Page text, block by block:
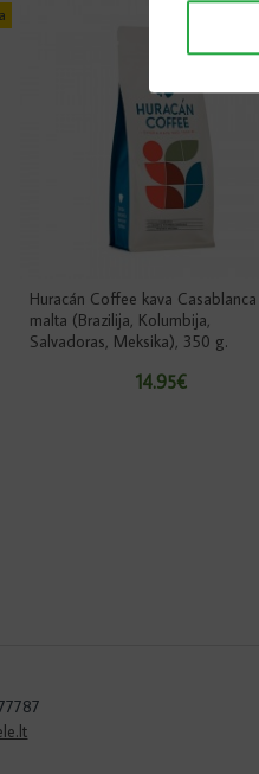
Huracán Coffee kava Casablanca
malta (Brazilija, Kolumbija,
Salvadoras, Meksika), 350 g.
14.95€